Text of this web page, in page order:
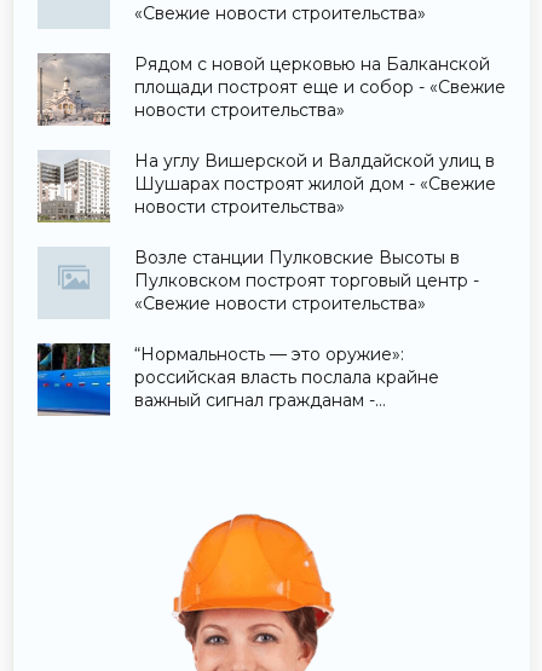
«Свежие новости строительства»
Рядом с новой церковью на Балканской
площади построят еще и собор - «Свежие
новости строительства»
На углу Вишерской и Валдайской улиц в
Шушарах построят жилой дом - «Свежие
новости строительства»
Возле станции Пулковские Высоты в
Пулковском построят торговый центр -
«Свежие новости строительства»
“Нормальность — это оружие»:
российская власть послала крайне
важный сигнал гражданам -